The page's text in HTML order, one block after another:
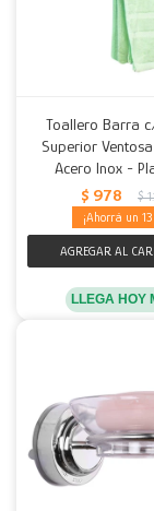
Toallero Barra
Superior
Acero Inox -
$ 978 $
13
LLEGA HOY